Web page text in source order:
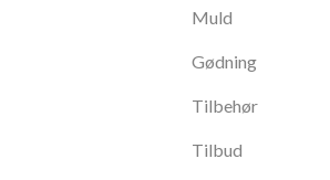
Muld
Gødning
Tilbehør
Tilbud